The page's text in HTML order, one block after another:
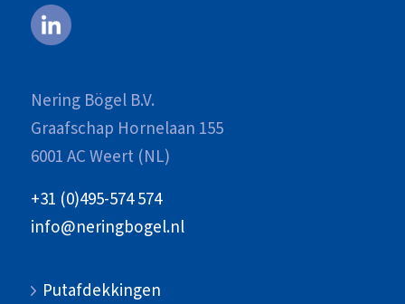
Nering Bögel B.V.
Graafschap Hornelaan 155
6001 AC Weert (NL)
+31 (0)495-574 574
info@neringbogel.nl
Putafdekkingen